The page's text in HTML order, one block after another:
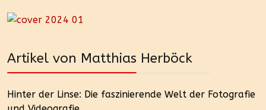
Artikel von Matthias Herböck
Hinter der Linse: Die faszinierende Welt der Fotografie